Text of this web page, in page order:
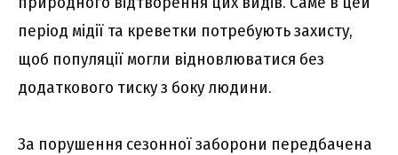
період мідії та креветки потребують захисту,
щоб популяції могли відновлюватися без
додаткового тиску з боку людини.
За порушення сезонної заборони передбачена